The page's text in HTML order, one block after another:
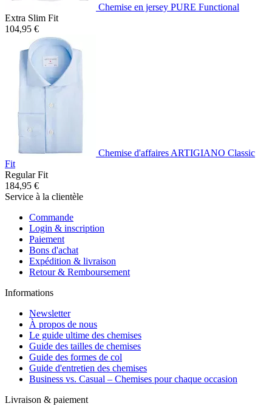
Chemise en jersey PURE Functional
Extra Slim Fit
104,95 €
Chemise d'affaires ARTIGIANO Classic
Fit
Regular Fit
184,95 €
Service à la clientèle
Commande
Login & inscription
Paiement
Bons d'achat
Expédition & livraison
Retour & Remboursement
Informations
Newsletter
À propos de nous
Le guide ultime des chemises
Guide des tailles de chemises
Guide des formes de col
Guide d'entretien des chemises
Business vs. Casual – Chemises pour chaque occasion
Livraison & paiement